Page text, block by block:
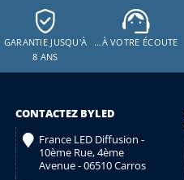
GARANTIE JUSQU'À
8 ANS
…À VOTRE ÉCOUTE
CONTACTEZ BYLED
France LED Diffusion -
10ème Rue, 4ème
Avenue - 06510 Carros